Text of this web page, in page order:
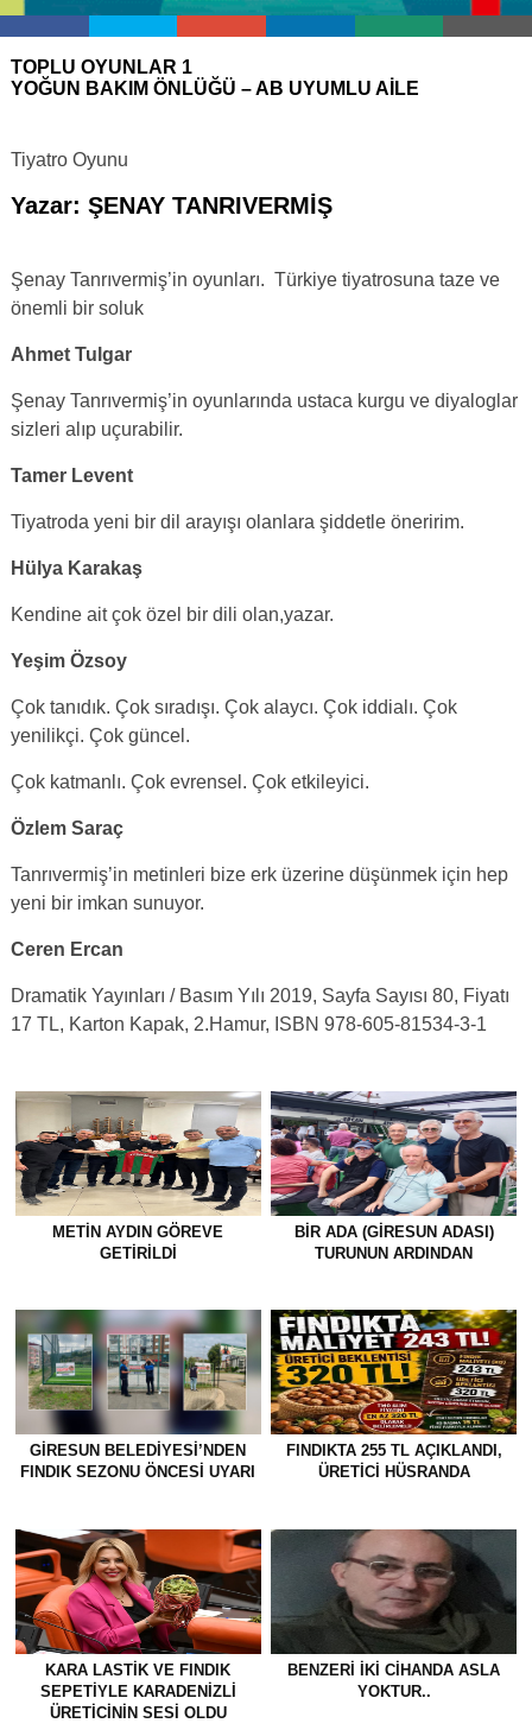
TOPLU OYUNLAR 1
YOĞUN BAKIM ÖNLÜĞÜ – AB UYUMLU AİLE
Tiyatro Oyunu
Yazar: ŞENAY TANRIVERMİŞ
Şenay Tanrıvermiş’in oyunları. Türkiye tiyatrosuna taze ve
önemli bir soluk
Ahmet Tulgar
Şenay Tanrıvermiş’in oyunlarında ustaca kurgu ve diyaloglar
sizleri alıp uçurabilir.
Tamer Levent
Tiyatroda yeni bir dil arayışı olanlara şiddetle öneririm.
Hülya Karakaş
Kendine ait çok özel bir dili olan,yazar.
Yeşim Özsoy
Çok tanıdık. Çok sıradışı. Çok alaycı. Çok iddialı. Çok
yenilikçi. Çok güncel.
Çok katmanlı. Çok evrensel. Çok etkileyici.
Özlem Saraç
Tanrıvermiş’in metinleri bize erk üzerine düşünmek için hep
yeni bir imkan sunuyor.
Ceren Ercan
Dramatik Yayınları / Basım Yılı 2019, Sayfa Sayısı 80, Fiyatı
17 TL, Karton Kapak, 2.Hamur, ISBN 978-605-81534-3-1
METİN AYDIN GÖREVE
GETİRİLDİ
BİR ADA (GİRESUN ADASI)
TURUNUN ARDINDAN
GİRESUN BELEDİYESİ’NDEN
FINDIK SEZONU ÖNCESİ UYARI
FINDIKTA 255 TL AÇIKLANDI,
ÜRETİCİ HÜSRANDA
KARA LASTİK VE FINDIK
SEPETİYLE KARADENİZLİ
ÜRETİCİNİN SESİ OLDU
BENZERI IKI CIHANDA ASLA
YOKTUR..